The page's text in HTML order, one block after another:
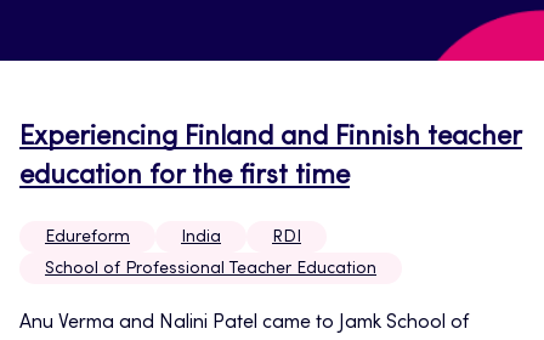
Experiencing Finland and Finnish teacher
education for the first time
Edureform India
RDI
School of Professional Teacher Education
Anu Verma and Nalini Patel came to Jamk School of